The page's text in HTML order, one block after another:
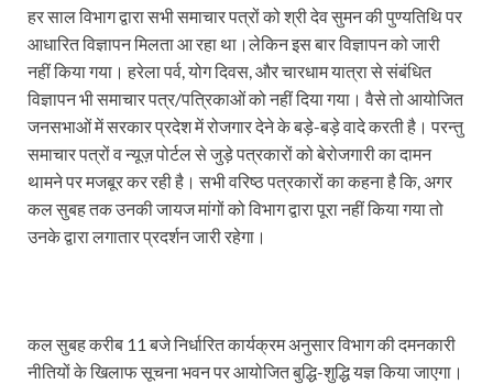
हर साल विभाग द्वारा सभी समाचार पत्रों को श्री देव सुमन की पुण्यतिथि पर
आधारित विज्ञापन मिलता आ रहा था।लेकिन इस बार विज्ञापन को जारी
नहीं किया गया। हरेला पर्व, योग दिवस, और चारधाम यात्रा से संबंधित
विज्ञापन भी समाचार पत्र/पत्रिकाओं को नहीं दिया गया। वैसे तो आयोजित
जनसभाओं में सरकार प्रदेश में रोजगार देने के बड़े-बड़े वादे करती है। परन्तु
समाचार पत्रों व न्यूज़ पोर्टल से जुड़े पत्रकारों को बेरोजगारी का दामन
थामने पर मजबूर कर रही है। सभी वरिष्ठ पत्रकारों का कहना है कि, अगर
कल सुबह तक उनकी जायज मांगों को विभाग द्वारा पूरा नहीं किया गया तो
उनके द्वारा लगातार प्रदर्शन जारी रहेगा।
कल सुबह करीब 11 बजे निर्धारित कार्यक्रम अनुसार विभाग की दमनकारी
नीतियों के खिलाफ सूचना भवन पर आयोजित बुद्धि-शुद्धि यज्ञ किया जाएगा।